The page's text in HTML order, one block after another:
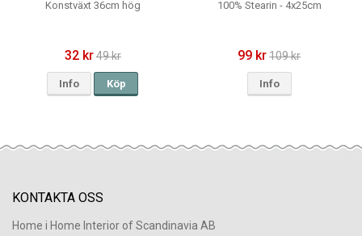
Konstväxt 36cm hög
32 kr49 kr
Info Köp
100% Stearin - 4x25cm
99 kr109 kr
Info
KONTAKTA OSS
Home i Home Interior of Scandinavia AB